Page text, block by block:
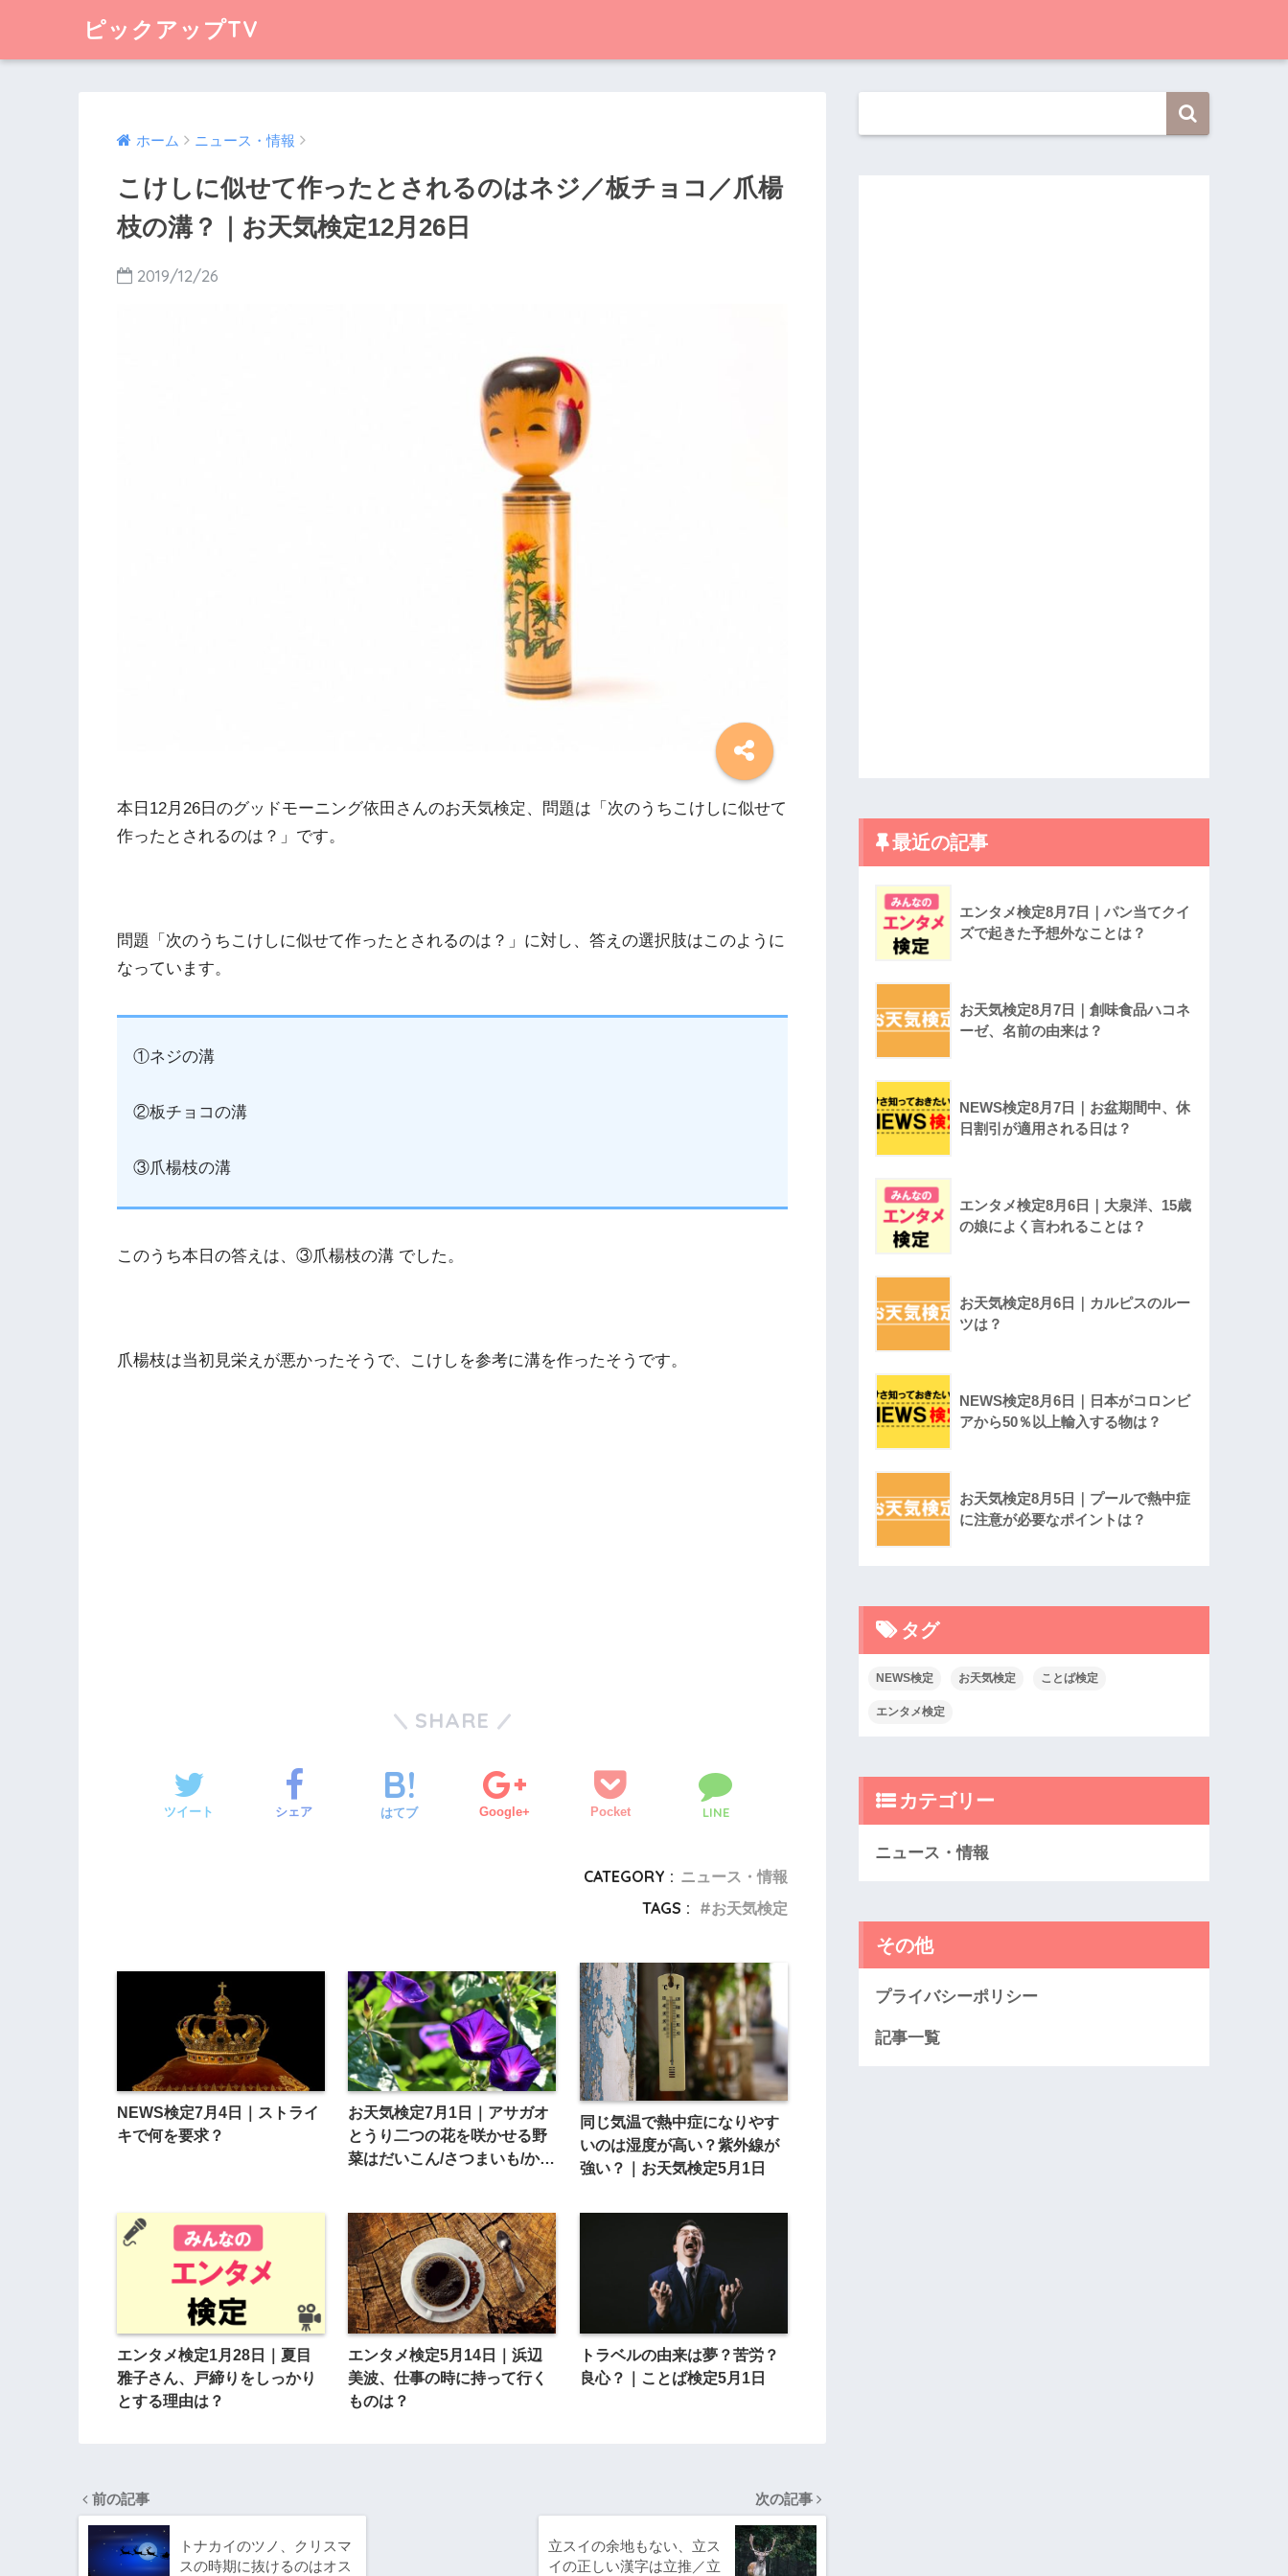
ピックアップTV
ホーム ニュース・情報
こけしに似せて作ったとされるのはネジ／板チョコ／爪楊
枝の溝？｜お天気検定12月26日
2019/12/26
本日12月26日のグッドモーニング依田さんのお天気検定、問題は「次のうちこけしに似せて
作ったとされるのは？」です。
問題「次のうちこけしに似せて作ったとされるのは？」に対し、答えの選択肢はこのように
なっています。
①ネジの溝
②板チョコの溝
③爪楊枝の溝
このうち本日の答えは、③爪楊枝の溝 でした。
爪楊枝は当初見栄えが悪かったそうで、こけしを参考に溝を作ったそうです。
SHARE
ツイート シェア はてブ Google+ Pocket LINE
CATEGORY : ニュース・情報
TAGS :
お天気検定
NEWS検定7月4日｜ストライ
キで何を要求？
お天気検定7月1日｜アサガオ
とうり二つの花を咲かせる野
菜はだいこん/さつまいも/かぼ
同じ気温で熱中症になりやす
いのは湿度が高い？紫外線が
強い？｜お天気検定5月1日
エンタメ検定1月28日｜夏目
雅子さん、戸締りをしっかり
とする理由は？
エンタメ検定5月14日｜浜辺
美波、仕事の時に持って行く
ものは？
トラベルの由来は夢？苦労？
良心？｜ことば検定5月1日
前の記事
トナカイのツノ、クリスマ
スの時期に抜けるのはオス
次の記事
立スイの余地もない、立ス
イの正しい漢字は立推／立
最近の記事
エンタメ検定8月7日｜パン当てクイ
ズで起きた予想外なことは？
お天気検定8月7日｜創味食品ハコネ
ーゼ、名前の由来は？
NEWS検定8月7日｜お盆期間中、休
日割引が適用される日は？
エンタメ検定8月6日｜大泉洋、15歳
の娘によく言われることは？
お天気検定8月6日｜カルピスのルー
ツは？
NEWS検定8月6日｜日本がコロンビ
アから50％以上輸入する物は？
お天気検定8月5日｜プールで熱中症
に注意が必要なポイントは？
タグ
NEWS検定 お天気検定 ことば検定
エンタメ検定
カテゴリー
ニュース・情報
その他
プライバシーポリシー
記事一覧